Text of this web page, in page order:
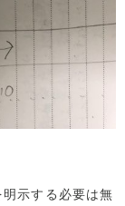
示する必要は無